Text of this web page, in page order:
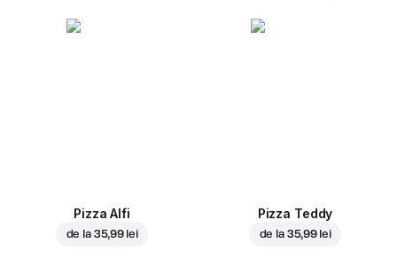
Pizza Alfi
de la 35,99 lei
Pizza Teddy
de la 35,99 lei